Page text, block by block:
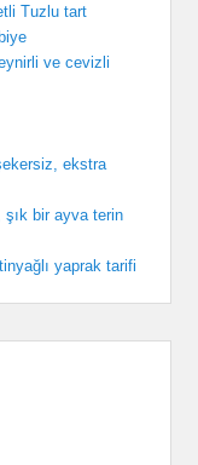
Tuzlu tart
ve cevizli
ekstra
şık bir ayva terin
yaprak tarifi